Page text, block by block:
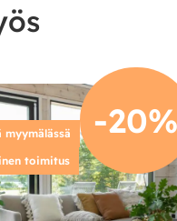
-20%
myymälässä
toimitus